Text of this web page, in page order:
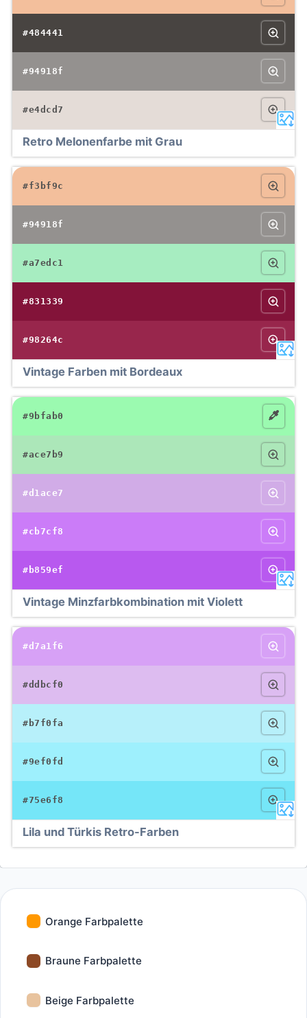
#484441
#94918f
#e4dcd7
Retro Melonenfarbe mit Grau
#f3bf9c
#94918f
#a7edc1
#831339
#98264c
Vintage Farben mit Bordeaux
#9bfab0
#ace7b9
#d1ace7
#cb7cf8
#b859ef
Vintage Minzfarbkombination mit Violett
#d7a1f6
#ddbcf0
#b7f0fa
#9ef0fd
#75e6f8
Lila und Türkis Retro-Farben
Orange Farbpalette
Braune Farbpalette
Beige Farbpalette